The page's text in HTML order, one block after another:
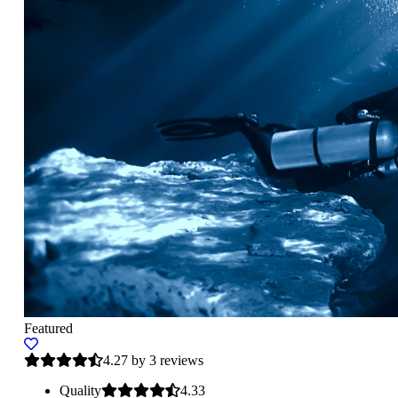
Featured
4.27 by 3 reviews
Quality
4.33